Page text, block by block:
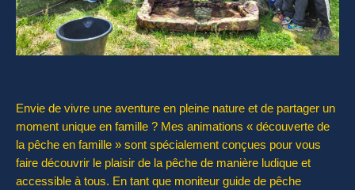
Envie de vivre une aventure en pleine nature et de partager un
moment unique en famille ? Mes animations « découverte de
la pêche en famille » sont spécialement conçues pour vous
faire découvrir le plaisir de la pêche de manière ludique et
accessible à tous. En tant que moniteur guide de pêche